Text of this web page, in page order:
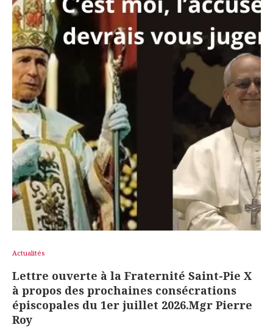
Actualités
Lettre ouverte à la Fraternité Saint-Pie X
à propos des prochaines consécrations
épiscopales du 1er juillet 2026.Mgr Pierre
Roy